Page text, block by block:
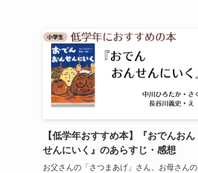
【低学年おすすめ本】『おでんおん
せんにいく』のあらすじ・感想
お父さんの「さつまあげ」さん、お母さんの